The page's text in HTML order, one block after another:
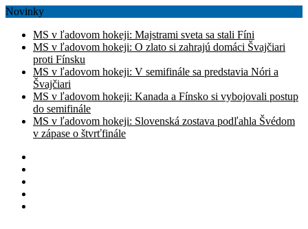
Novinky
MS v ľadovom hokeji: Majstrami sveta sa stali Fíni
MS v ľadovom hokeji: O zlato si zahrajú domáci Švajčiari
proti Fínsku
MS v ľadovom hokeji: V semifinále sa predstavia Nóri a
Švajčiari
MS v ľadovom hokeji: Kanada a Fínsko si vybojovali postup
do semifinále
MS v ľadovom hokeji: Slovenská zostava podľahla Švédom
v zápase o štvrťfinále